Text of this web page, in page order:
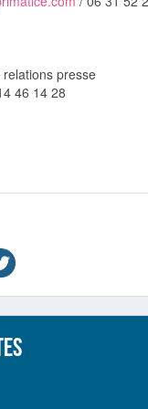
presse
46 14 28